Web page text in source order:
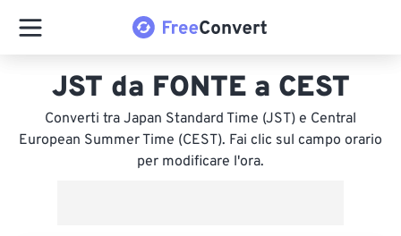
JST da FONTE a CEST
Converti tra Japan Standard Time (JST) e Central
European Summer Time (CEST). Fai clic sul campo orario
per modificare l'ora.